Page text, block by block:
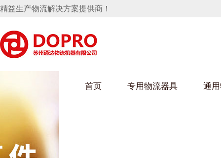
精益生产物流解决方案提供商！
首页 专用物流器具
葫芦娃下载最污架
通
车
桶水箱支架
行业